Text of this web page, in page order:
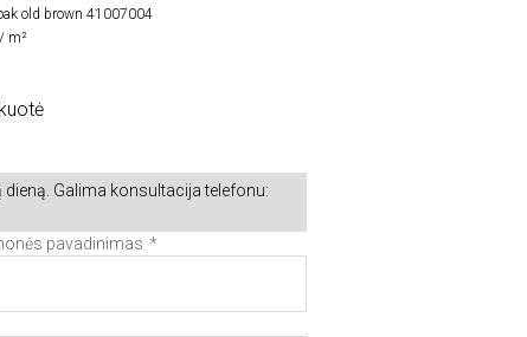
old brown 41007004
m²
Galima konsultacija telefonu:
pavadinimas